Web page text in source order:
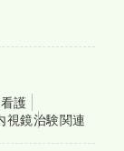
護
視鏡治験関連